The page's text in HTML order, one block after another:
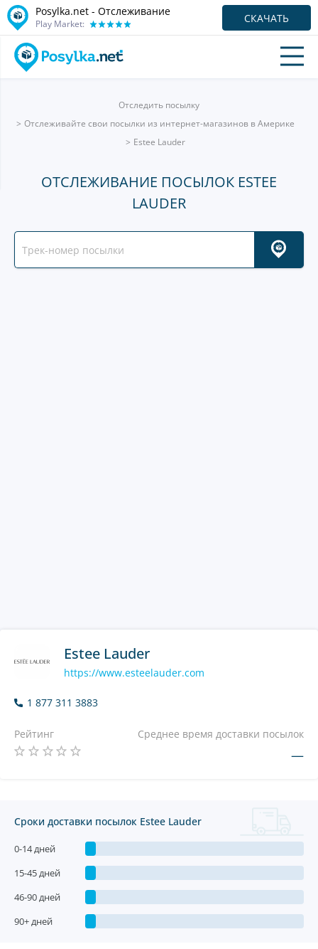
Posylka.net - Отслеживание
Play Market: СКАЧАТЬ
Отследить посылку
Отслеживайте свои посылки из интернет-магазинов в Америке
Estee Lauder
ОТСЛЕЖИВАНИЕ ПОСЫЛОК ESTEE
LAUDER
Estee Lauder
https://www.esteelauder.com
1 877 311 3883
Рейтинг Среднее время доставки посылок
—
Сроки доставки посылок Estee Lauder
0-14 дней
15-45 дней
46-90 дней
90+ дней